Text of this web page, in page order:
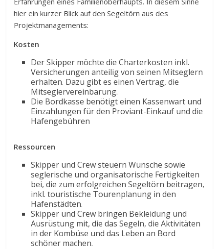
hier ein kurzer Blick auf den Segeltörn aus des
Projektmanagements:
Kosten
Der Skipper möchte die Charterkosten inkl.
Versicherungen anteilig von seinen Mitseglern
erhalten. Dazu gibt es einen Vertrag, die
Mitseglervereinbarung.
Die Bordkasse benötigt einen Kassenwart und
Einzahlungen für den Proviant-Einkauf und die
Hafengebühren
Ressourcen
Skipper und Crew steuern Wünsche sowie
seglerische und organisatorische Fertigkeiten
bei, die zum erfolgreichen Segeltörn beitragen,
inkl. touristische Tourenplanung in den
Hafenstädten.
Skipper und Crew bringen Bekleidung und
Ausrüstung mit, die das Segeln, die Aktivitäten
in der Kombüse und das Leben an Bord
schöner machen.